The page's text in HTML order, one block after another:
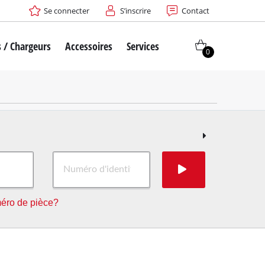
Se connecter S’inscrire Contact
/ Chargeurs Accessoires Services 0
de pièce?